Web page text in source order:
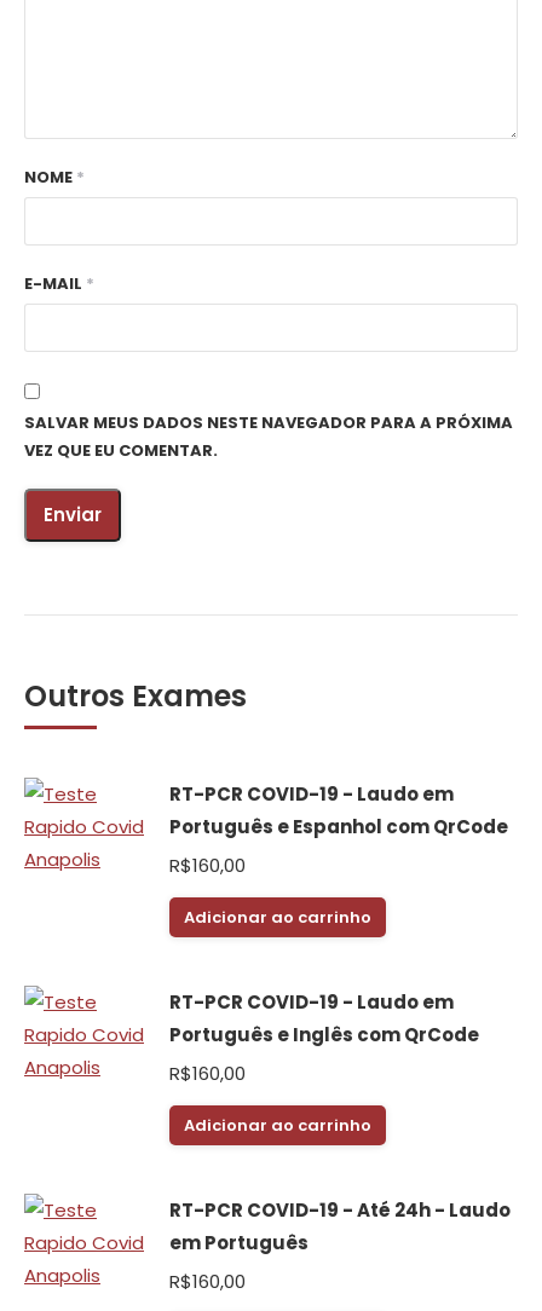
NOME *
E-MAIL *
SALVAR MEUS DADOS NESTE NAVEGADOR PARA A PRÓXIMA
VEZ QUE EU COMENTAR.
Outros Exames
RT-PCR COVID-19 - Laudo em
Português e Espanhol com QrCode
R$160,00
Adicionar ao carrinho
RT-PCR COVID-19 - Laudo em
Português e Inglês com QrCode
R$160,00
Adicionar ao carrinho
RT-PCR COVID-19 - Até 24h - Laudo
em Português
R$160,00